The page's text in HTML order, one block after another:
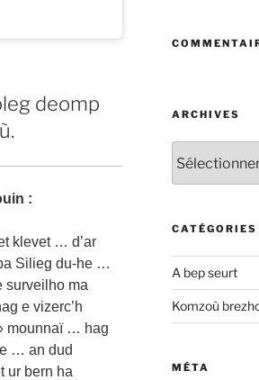
deomp
:
klevet … d’ar
Silieg du-he …
surveilho ma
e vizerc’h
» mounnaï … hag
… an dud
ur bern ha
ARCHIVES
CATÉGORIES
A bep seurt
Komzoù
MÉTA